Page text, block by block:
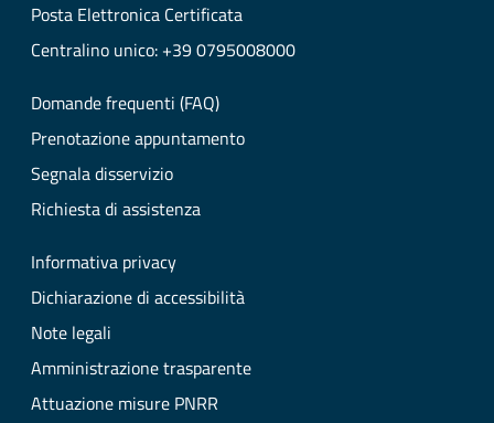
Posta Elettronica Certificata
Centralino unico: +39 0795008000
Domande frequenti (FAQ)
Prenotazione appuntamento
Segnala disservizio
Richiesta di assistenza
Informativa privacy
Dichiarazione di accessibilità
Note legali
Amministrazione trasparente
Attuazione misure PNRR